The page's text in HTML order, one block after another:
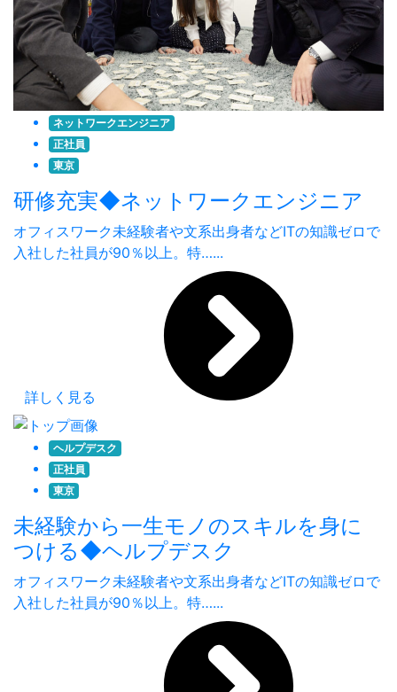
ネットワークエンジニア
正社員
東京
研修充実◆ネットワークエンジニア
オフィスワーク未経験者や文系出身者などITの知識ゼロで
入社した社員が90％以上。特…...
詳しく見る
ヘルプデスク
正社員
東京
未経験から一生モノのスキルを身に
つける◆ヘルプデスク
オフィスワーク未経験者や文系出身者などITの知識ゼロで
入社した社員が90％以上。特…...